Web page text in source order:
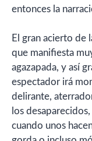
entonces la
El gran acierto de
que manifiesta
agazapada, y así
espectador irá
delirante,
los
cuando unos